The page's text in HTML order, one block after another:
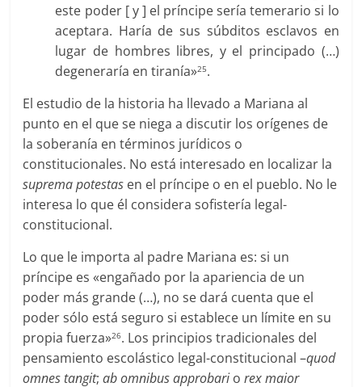
este poder [ y ] el príncipe sería temerario si lo
aceptara. Haría de sus súbditos esclavos en
lugar de hombres libres, y el principado (…)
degeneraría en tiranía»25.
El estudio de la historia ha llevado a Mariana al
punto en el que se niega a discutir los orígenes de
la soberanía en términos jurídicos o
constitucionales. No está interesado en localizar la
suprema potestas en el príncipe o en el pueblo. No le
interesa lo que él considera sofistería legal-
constitucional.
Lo que le importa al padre Mariana es: si un
príncipe es «engañado por la apariencia de un
poder más grande (…), no se dará cuenta que el
poder sólo está seguro si establece un límite en su
propia fuerza»26. Los principios tradicionales del
pensamiento escolástico legal-constitucional –quod
omnes tangit;ab omnibus approbari o rex maior